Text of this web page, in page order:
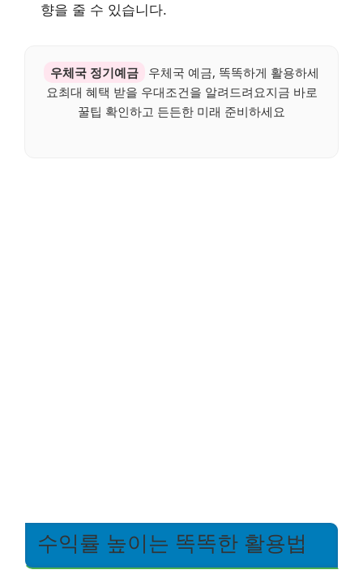
향을 줄 수 있습니다.
우체국 정기예금
우체국 예금, 똑똑하게 활용하세
요최대 혜택 받을 우대조건을 알려드려요지금 바로
꿀팁 확인하고 든든한 미래 준비하세요
수익률 높이는 똑똑한 활용법